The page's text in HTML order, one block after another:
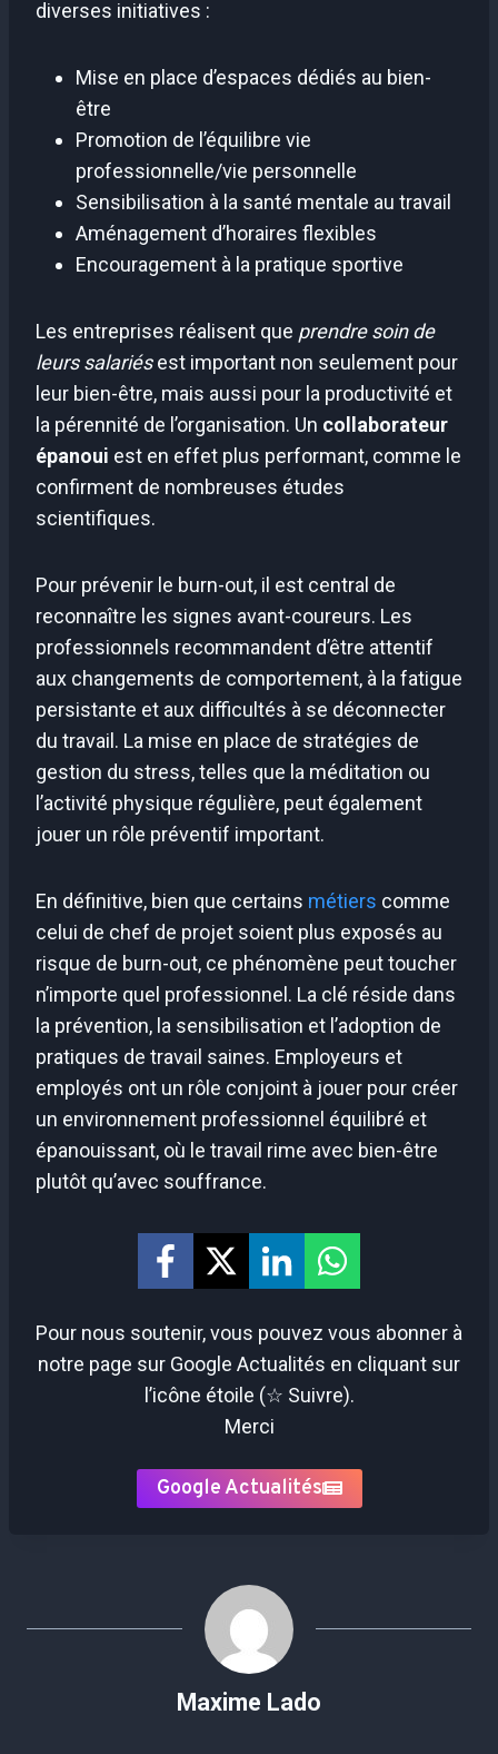
diverses initiatives :
Mise en place d’espaces dédiés au bien-
être
Promotion de l’équilibre vie
professionnelle/vie personnelle
Sensibilisation à la santé mentale au travail
Aménagement d’horaires flexibles
Encouragement à la pratique sportive
Les entreprises réalisent que prendre soin de
leurs salariésest important non seulement pour
leur bien-être, mais aussi pour la productivité et
la pérennité de l’organisation. Un collaborateur
épanoui est en effet plus performant, comme le
confirment de nombreuses études
scientifiques.
Pour prévenir le burn-out, il est central de
reconnaître les signes avant-coureurs. Les
professionnels recommandent d’être attentif
aux changements de comportement, à la fatigue
persistante et aux difficultés à se déconnecter
du travail. La mise en place de stratégies de
gestion du stress, telles que la méditation ou
l’activité physique régulière, peut également
jouer un rôle préventif important.
En définitive, bien que certains métiers comme
celui de chef de projet soient plus exposés au
risque de burn-out, ce phénomène peut toucher
n’importe quel professionnel. La clé réside dans
la prévention, la sensibilisation et l’adoption de
pratiques de travail saines. Employeurs et
employés ont un rôle conjoint à jouer pour créer
un environnement professionnel équilibré et
épanouissant, où le travail rime avec bien-être
plutôt qu’avec souffrance.
Pour nous soutenir, vous pouvez vous abonner à
notre page sur Google Actualités en cliquant sur
l’icône étoile (☆ Suivre).
Merci
Google Actualités
Maxime Lado